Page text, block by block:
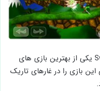
به طور خلاصه می توان گفت Swordigo یکی از بهترین بازی های
بازی را در غارهای تاریک